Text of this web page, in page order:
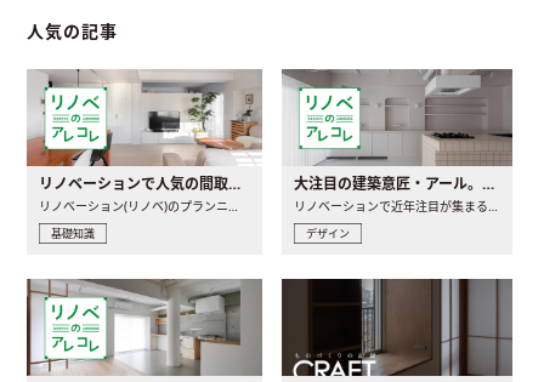
人気の記事
リノベーションで人気の間取りとは？トレンドの間取りと実例を徹底解説
リノベーション(リノベ)のプランニングで一番最初に決めるのは..
基礎知識
大注目の建築意匠・アール。人気の理由と空間に取り入れるポイント
リノベーションで近年注目が集まる建築意匠の一つであるアール..
デザイン